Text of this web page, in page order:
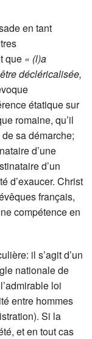
en tant
que « (l)a
décléricalisée,
étatique sur
romaine, qu’il
sa démarche;
d’une
d’un
d’exaucer. Christ
français,
compétence en
il s’agit d’un
nationale de
l’admirable loi
entre hommes
Si la
et en tout cas